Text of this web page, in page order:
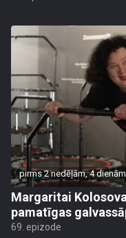
pirms 2 nedēļām, 4 dienām
Margaritai
pamatīgas
69. epizode